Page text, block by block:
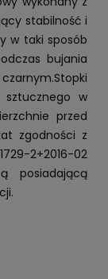
stabilność i
w taki sposób
bujania
sztucznego w
przed
zgodności z
2+2016-02
posiadającą